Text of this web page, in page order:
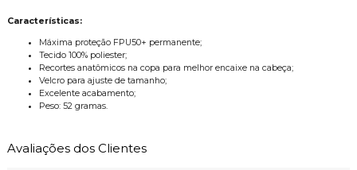
Características:
Máxima proteção FPU50+ permanente;
Tecido 100% poliester;
Recortes anatômicos na copa para melhor encaixe na cabeça;
Velcro para ajuste de tamanho;
Excelente acabamento;
Peso: 52 gramas.
Avaliações dos Clientes